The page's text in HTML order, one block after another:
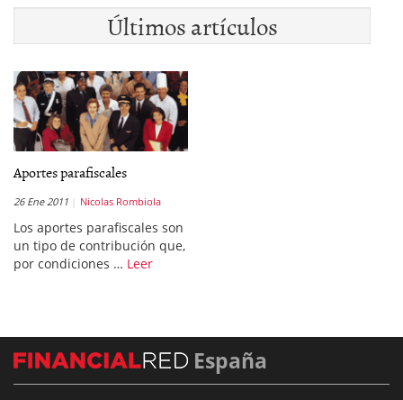
Últimos artículos
Aportes parafiscales
26 Ene 2011 Nicolas Rombiola
Los aportes parafiscales son
un tipo de contribución que,
por condiciones … Leer
España